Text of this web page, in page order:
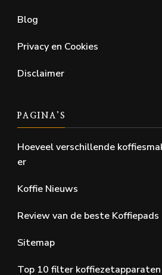
Blog
Privacy en Cookies
Disclaimer
PAGINA’S
Hoeveel verschillende
er
Koffie Nieuws
Review van de beste Koffiepads
Sitemap
Top 10 filter koffiezetapparaten